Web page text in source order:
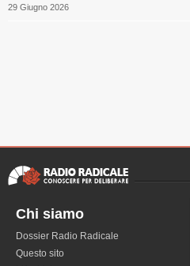
29 Giugno 2026
Chi siamo
Dossier Radio Radicale
Questo sito